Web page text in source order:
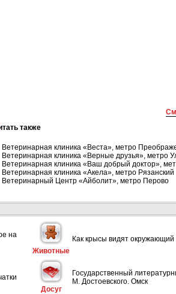
также
Ветеринарная клиника «Веста», метро
Ветеринарная клиника «Верные друзья», метро
Ветеринарная клиника «Ваш добрый доктор»,
Ветеринарная клиника «Акела», метро
Ветеринарный Центр «Айболит», метро Перово
на
Животные
Как крысы видят
Досуг
Государственный
М. Достоевского. Омск